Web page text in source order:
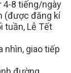
4-8 tiếng/ngày
(được đăng kí
tuần, Lễ Tết
nhìn, giao tiếp